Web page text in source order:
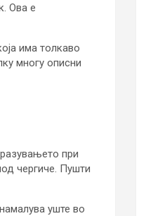
Ова е
има толкаво
многу описни
при
чергиче. Пушти
уште во